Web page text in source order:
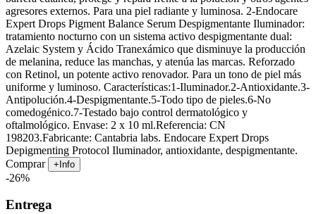
agresores externos. Para una piel radiante y luminosa. 2-Endocare
Expert Drops Pigment Balance Serum Despigmentante Iluminador:
tratamiento nocturno con un sistema activo despigmentante dual:
Azelaic System y Ácido Tranexámico que disminuye la producción
de melanina, reduce las manchas, y atenúa las marcas. Reforzado
con Retinol, un potente activo renovador. Para un tono de piel más
uniforme y luminoso. Características:1-Iluminador.2-Antioxidante.3-
Antipolución.4-Despigmentante.5-Todo tipo de pieles.6-No
comedogénico.7-Testado bajo control dermatológico y
oftalmológico. Envase: 2 x 10 ml.Referencia: CN
198203.Fabricante: Cantabria labs. Endocare Expert Drops
Depigmenting Protocol Iluminador, antioxidante, despigmentante.
Comprar
+Info
-26%
Entrega